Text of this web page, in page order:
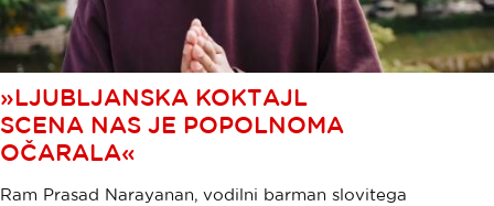
»LJUBLJANSKA KOKTAJL
SCENA NAS JE POPOLNOMA
OČARALA«
Ram Prasad Narayanan, vodilni barman slovitega